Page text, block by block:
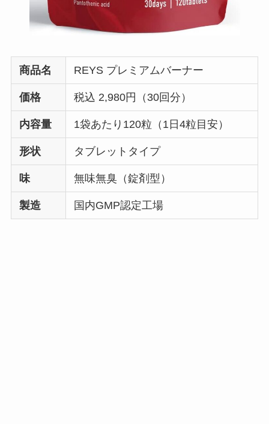
商品名 REYS プレミアムバーナー
価格 税込 2,980円（30回分）
内容量 1袋あたり120粒（1日4粒目安）
形状 タブレットタイプ
味 無味無臭（錠剤型）
製造 国内GMP認定工場